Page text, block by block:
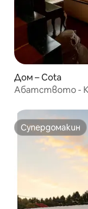
Дом – Cota
Абатството -
Супердомакин
Супердомакин